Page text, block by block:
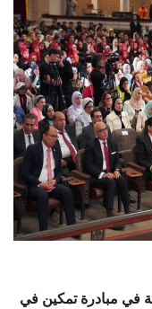
في مبادرة تمكين في